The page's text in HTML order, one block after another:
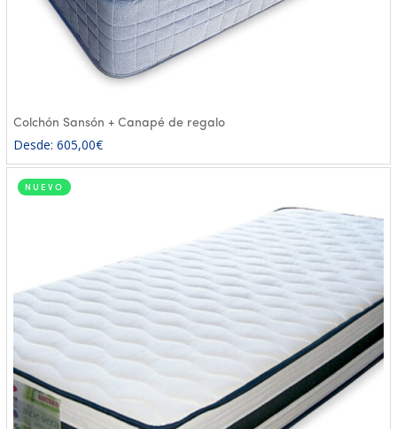
Colchón Sansón + Canapé de regalo
Desde: 605,00€
NUEVO